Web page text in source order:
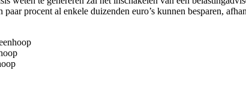
procent al enkele duizenden euro’s kunnen besparen,